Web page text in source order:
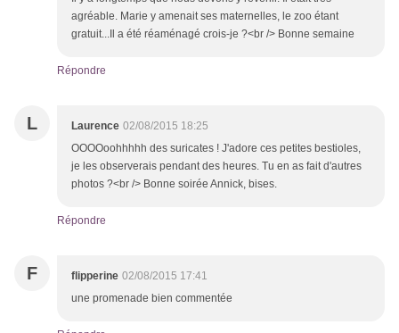
agréable. Marie y amenait ses maternelles, le zoo étant
gratuit...Il a été réaménagé crois-je ?<br /> Bonne semaine
Répondre
L Laurence 02/08/2015 18:25
OOOOoohhhhh des suricates ! J'adore ces petites bestioles,
je les observerais pendant des heures. Tu en as fait d'autres
photos ?<br /> Bonne soirée Annick, bises.
Répondre
F flipperine 02/08/2015 17:41
une promenade bien commentée